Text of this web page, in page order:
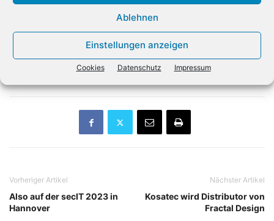
Ablehnen
Einstellungen anzeigen
Cookies Datenschutz Impressum
mit einem Umsatzplus von 8 Prozent sowie Smartphones
mit 9,3 Prozent mehr Umsatz als im Vorjahr. Für das
laufende Jahr 2023 rechnet die gfu insgesamt mit einem
Umsatz auf dem Niveau des vergangenen Jahres.
Vorheriger Artikel
Also auf der secIT 2023 in
Hannover
Nächster Artikel
Kosatec wird Distributor von
Fractal Design